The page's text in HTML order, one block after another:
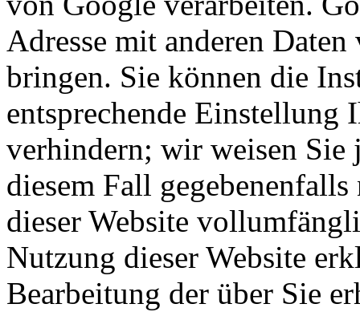
Adresse mit anderen
bringen. Sie können die
entsprechende Einstellung
verhindern; wir weisen Sie
diesem Fall
dieser Website
Nutzung dieser Website
Bearbeitung der über Sie